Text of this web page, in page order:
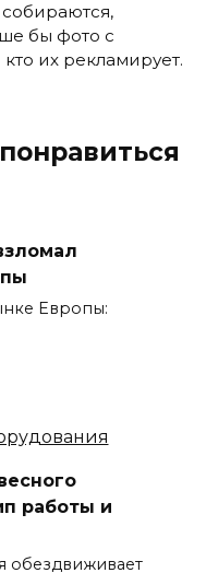
бы фото с
их рекламирует.
Европы:
работы и